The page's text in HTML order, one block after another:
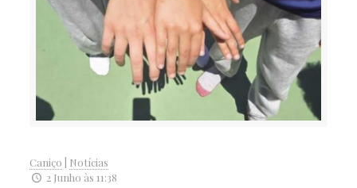
Caniço
Notícias
2 Junho às 11:38